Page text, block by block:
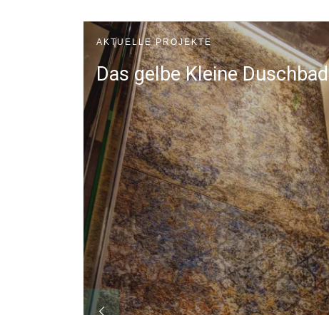
AKTUELLE PROJEKTE
Das gelbe Kleine Duschbad